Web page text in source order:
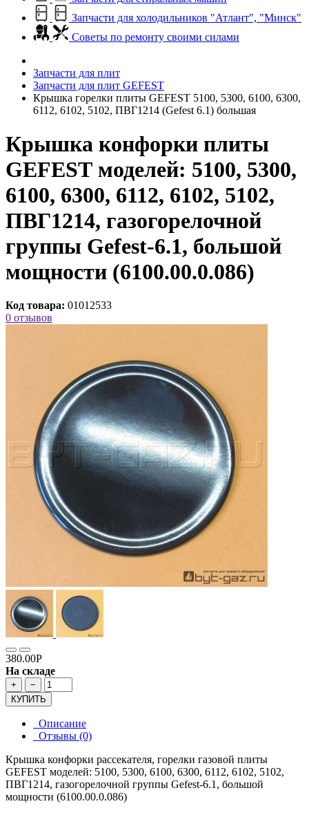
Запчасти для холодильников "Атлант", "Минск"
Советы по ремонту своими силами
Запчасти для плит
Запчасти для плит GEFEST
Крышка горелки плиты GEFEST 5100, 5300, 6100, 6300,
6112, 6102, 5102, ПВГ1214 (Gefest 6.1) большая
Крышка конфорки плиты
GEFEST моделей: 5100, 5300,
6100, 6300, 6112, 6102, 5102,
ПВГ1214, газогорелочной
группы Gefest-6.1, большой
мощности (6100.00.0.086)
Код товара: 01012533
0 отзывов
380.00Р
На складе
+
−
КУПИТЬ
Описание
Отзывы (0)
Крышка конфорки рассекателя, горелки газовой плиты
GEFEST моделей: 5100, 5300, 6100, 6300, 6112, 6102, 5102,
ПВГ1214, газогорелочной группы Gefest-6.1, большой
мощности (6100.00.0.086)